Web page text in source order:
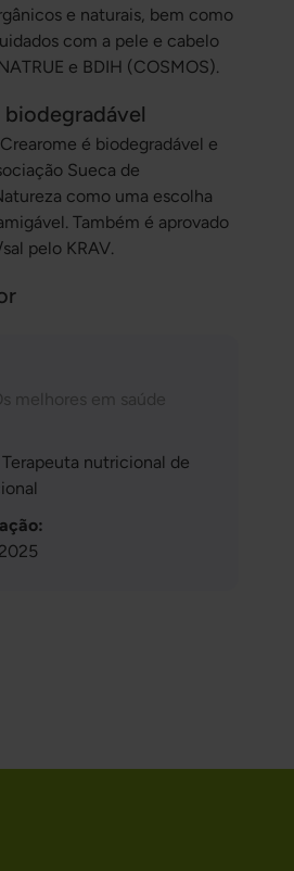
e naturais, bem como
com a pele e cabelo
e BDIH (COSMOS).
é biodegradável e
Sueca de
como uma escolha
Também é aprovado
pelo KRAV.
melhores em saúde
nutricional de